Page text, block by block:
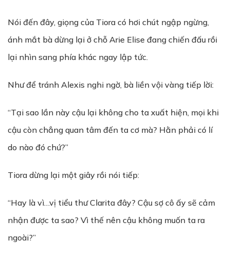
Nói đến đây, giọng của Tiora có hơi chút ngập ngừng,
ánh mắt bà dừng lại ở chỗ Arie Elise đang chiến đấu rồi
lại nhìn sang phía khác ngay lập tức.
Như để tránh Alexis nghi ngờ, bà liền vội vàng tiếp lời:
“Tại sao lần này cậu lại không cho ta xuất hiện, mọi khi
cậu còn chẳng quan tâm đến ta cơ mà? Hằn phải có lí
do nào đó chứ?”
Tiora dừng lại một giây rồi nói tiếp:
“Hay là vì…vị tiểu thư Clarita đây? Cậu sợ cô ấy sẽ cảm
nhận được ta sao? Vì thế nên cậu không muốn ta ra
ngoài?”